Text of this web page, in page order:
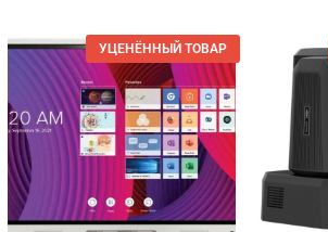
УЦЕНЁННЫЙ ТОВАР